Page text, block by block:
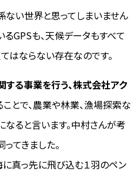
ない世界と思ってしまいません
るGPSも、天候データもすべて
はならない存在なのです。
る事業を行う、株式会社アク
とで、農業や林業、漁場探索な
ると言います。中村さんが考
てきました。
真っ先に飛び込む１羽のペン